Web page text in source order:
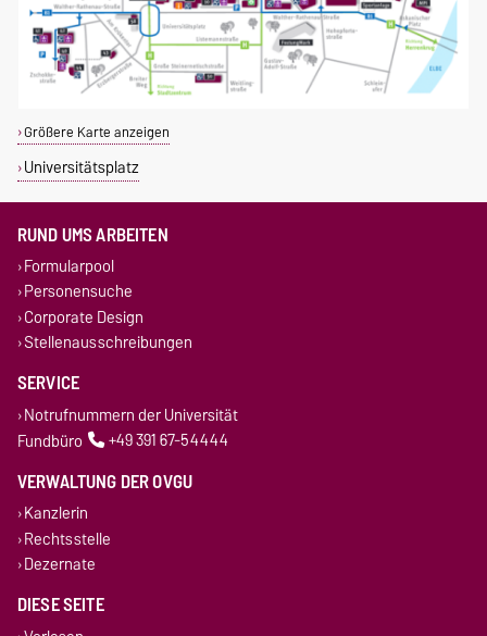
Größere Karte anzeigen
Universitätsplatz
RUND UMS ARBEITEN
Formularpool
Personensuche
Corporate Design
Stellenausschreibungen
SERVICE
Notrufnummern der Universität
Fundbüro
+49 391 67-54444
VERWALTUNG DER OVGU
Kanzlerin
Rechtsstelle
Dezernate
DIESE SEITE